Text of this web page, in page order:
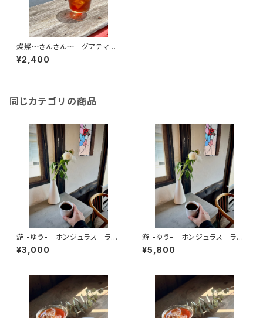
燦燦～さんさん～ グアテマ
ラ ラ・ベイヤ パカマラ ウォ
ッシュド 中煎り【200ｇ】
¥2,400
同じカテゴリの商品
游 -ゆう- ホンジュラス ラ・
アグハ ゲイシャ ウォッシュ
ド 中浅煎り【100ｇ】
¥3,000
游 -ゆう- ホンジュラス ラ・
アグハ ゲイシャ ウォッシュ
ド 中浅煎り【200ｇ】
¥5,800